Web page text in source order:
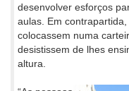
desenvolver esforços
aulas. Em
colocassem numa
desistissem de lhes
altura.